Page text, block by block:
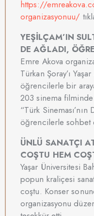
https://
organizasyonuu/
YEŞİLÇAM’IN
DE AĞLADI,
Emre Akova
Türkan Şoray’ı
öğrencilerle bir
203 sinema
“Türk
öğrencilerle sohbet
ÜNLÜ SANATÇI
COŞTU HEM
Yaşar Üniversitesi
popun kraliçesi
coştu. Konser
organizasyonu